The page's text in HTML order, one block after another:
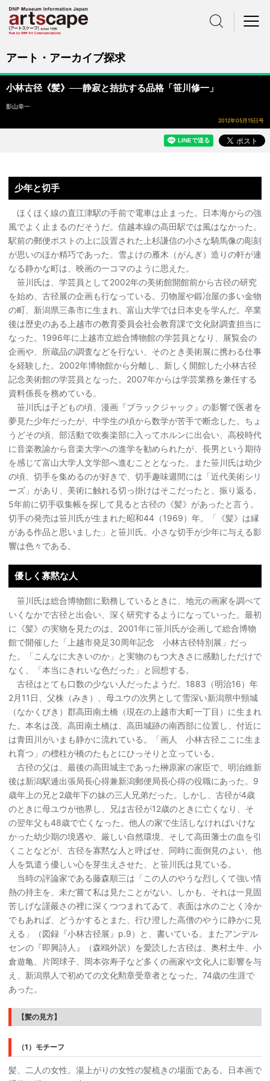
アート・アーカイブ探求
小林古径《髪》──静寂と拮抗する品格「笹川修一」
影山幸一
2012年05月15日号
少年と切手
ほくほく線の直江津駅の手前で電車は止まった。日本海からの強
風でよく止まるのだそうだ。信越本線の高田駅では風はなかった。
駅前の郵便ポストの上に設置された上杉謙信の小さな騎馬像の彫刻
が思いのほか精巧であった。雪よけの雁木（がんぎ）造りの軒が連
なる静かな町は、映画の一コマのように思えた。
笹川氏は、学芸員として2002年の美術館開館前から古径の研究
を始め、古径展の企画も行なっている。刃物屋や鍛冶屋の多い金物
の町、新潟県三条市に生まれ、富山大学では日本史を学んだ。卒業
後は歴史のある上越市の教育委員会社会教育課で文化財調査担当に
なった。1996年に上越市立総合博物館の学芸員となり、展覧会の
企画や、所蔵品の調査などを行ない、そのとき美術展に携わる仕事
を経験した。2002年博物館から分離し、新しく開館した小林古径
記念美術館の学芸員となった。2007年からは学芸業務を兼任する
資料係長を務めている。
笹川氏は子どもの頃、漫画『ブラックジャック』の影響で医者を
夢見た少年だったが、中学生の頃から数学が苦手で断念した。ちょ
うどその頃、部活動で吹奏楽部に入ってホルンに出会い、高校時代
に音楽教諭から音楽大学への進学を勧められたが、長男という期待
を感じて富山大学人文学部へ進むこととなった。また笹川氏は幼少
の頃、切手を集めるのが好きで、切手趣味週間には「近代美術シリ
ーズ」があり、美術に触れる切っ掛けはそこだったと、振り返る。
5年前に切手収集帳を探して見ると古径の《髪》があったと言う。
切手の発売は笹川氏が生まれた昭和44（1969）年。「《髪》は縁
がある作品と思いました」と笹川氏。小さな切手が少年に与える影
響は色々である。
優しく寡黙な人
笹川氏は総合博物館に勤務しているときに、地元の画家を調べて
いくなかで古径と出会い、深く研究するようになっていった。最初
に《髪》の実物を見たのは、2001年に笹川氏が企画して総合博物
館で開催した「上越市発足30周年記念 小林古径特別展」だっ
た。「こんなに大きいのか」と実物のもつ大きさに感動しただけで
なく、「本当にきれいな色だった」と回想する。
古径はとても口数の少ない人だったようだ。1883（明治16）年
2月11日、父株（みき）、母ユウの次男として雪深い新潟県中頸城
（なかくびき）郡高田南土橋（現在の上越市大町一丁目）に生まれ
た。本名は茂。高田南土橋は、高田城跡の南西部に位置し、付近に
は青田川がいまも静かに流れている。「画人 小林古径ここに生ま
れ育つ」の標柱が橋のたもとにひっそりと立っている。
古径の父は、最後の高田城主であった榊原家の家臣で、明治維新
後は新潟駅逓出張局長心得兼新潟郵便局長心得の役職にあった。9
歳年上の兄と2歳年下の妹の三人兄弟だった。しかし、古径が4歳
のときに母ユウが他界し、兄は古径が12歳のときに亡くなり、そ
の翌年父も48歳で亡くなった。他人の家で生活しなければいけな
かった幼少期の境遇や、厳しい自然環境、そして高田藩士の血を引
くことなどが、古径を寡黙な人と呼ばせ、同時に面倒見のよい、他
人を気遣う優しい心を芽生えさせた、と笹川氏は見ている。
当時の評論家である藤森順三は「この人のやうな烈しくて強い情
熱の持主を、未だ嘗て私は見たことがない。しかも、それは一見固
苦しげな謹嚴さの裡に深くつつまれてゐて、表面は水のごとく冷か
でもあれば、どうかするとまた、行ひ澄した高僧のやうに静かに見
える」（図録『小林古径展』p.9）と、書いている。またアンデル
センの『即興詩人』（森鴎外訳）を愛読した古径は、奥村土牛、小
倉遊亀、片岡球子、岡本弥寿子など多くの画家や文化人に影響を与
え、新潟県人で初めての文化勲章受章者となった。74歳の生涯で
あった。
【髪の見方】
（1）モチーフ
髪、二人の女性。湯上がりの女性の髪梳きの場面である。日本画で
サイト内検索